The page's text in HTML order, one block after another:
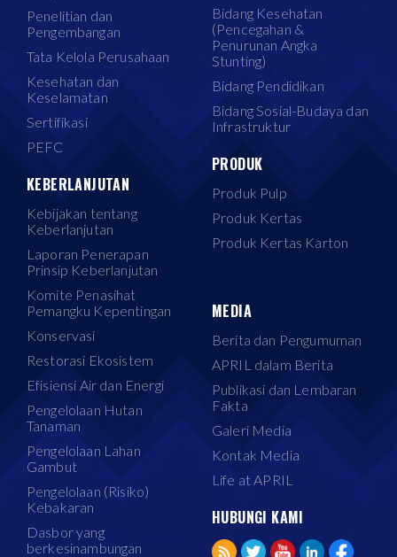
Penelitian dan
Pengembangan
Tata Kelola Perusahaan
Kesehatan dan
Keselamatan
Sertifikasi
PEFC
KEBERLANJUTAN
Kebijakan tentang
Keberlanjutan
Laporan Penerapan
Prinsip Keberlanjutan
Komite Penasihat
Pemangku Kepentingan
Konservasi
Restorasi Ekosistem
Efisiensi Air dan Energi
Pengelolaan Hutan
Tanaman
Pengelolaan Lahan
Gambut
Pengelolaan (Risiko)
Kebakaran
Dasbor yang
berkesinambungan
Bidang Kesehatan
(Pencegahan &
Penurunan Angka
Stunting)
Bidang Pendidikan
Bidang Sosial-Budaya dan
Infrastruktur
PRODUK
Produk Pulp
Produk Kertas
Produk Kertas Karton
MEDIA
Berita dan Pengumuman
APRIL dalam Berita
Publikasi dan Lembaran
Fakta
Galeri Media
Kontak Media
Life at APRIL
HUBUNGI KAMI